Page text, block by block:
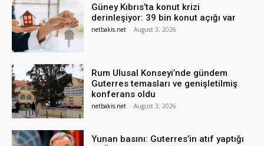
Güney Kıbrıs’ta konut krizi
derinleşiyor: 39 bin konut açığı var
netbakis.net - August 3, 2026
Rum Ulusal Konseyi’nde gündem
Guterres temasları ve genişletilmiş
konferans oldu
netbakis.net - August 3, 2026
Yunan basını: Guterres’in atıf yaptığı